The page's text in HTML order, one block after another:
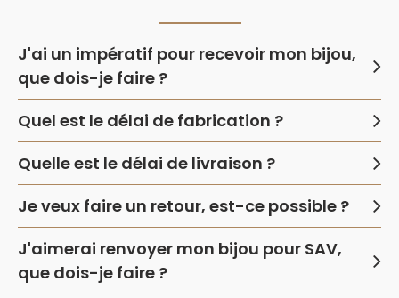
J'ai un impératif pour recevoir mon bijou,
que dois-je faire ?
Quel est le délai de fabrication ?
Quelle est le délai de livraison ?
Je veux faire un retour, est-ce possible ?
J'aimerai renvoyer mon bijou pour SAV,
que dois-je faire ?